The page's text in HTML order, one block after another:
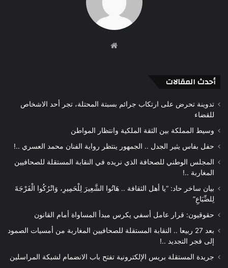
أحدث المقالات
تدوينة تحرض على ارتكاب جرائم بسبتة المحتلة، تجر أحد الاشخاص
للقضاء
وسيط المملكة بين الثقة الملكية وانتظار المواطن
حفل بفاس يثير الجدل .. الجمهور ينتظر رواية الفنان محمد العسري ..!
المجلس الوطني للصحافة الذي نريده في النقابة المستقلة للصحافيين
المغاربة ..!
بيان ساخر حاد: “يا أهل الثقافة .. هَاتُوا الشَّعِيرَ لِلْحَمِيرِ، وَاتْرُكُوا الْفَرْجَةَ
لِلضِّبَاعِ”
حقوقيون: قرار عامل أسفي يكرس مبدأ المساواة أمام القانون
بعد 27 ربيعا .. النقابة المستقلة للصحافيين المغاربة من أمسيات الصمود
إلى فجر التجديد ..!
جريدة المستقلة بريس الإلكترونية تفتح باب الانضمام لشبكة المراسلين